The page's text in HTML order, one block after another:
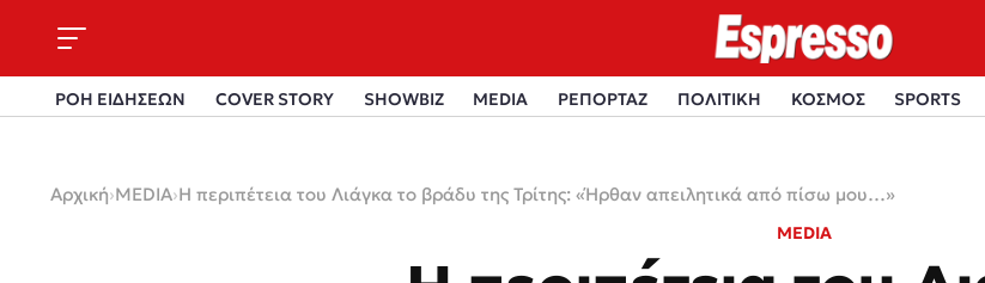
ΡΟΗ ΕΙΔΗΣΕΩΝ COVER STORY SHOWBIZ MEDIA ΡΕΠΟΡΤΑΖ ΠΟΛΙΤΙΚΗ ΚΟΣΜΟΣ SPORTS
Αρχική›MEDIA›Η περιπέτεια του Λιάγκα το βράδυ της Τρίτης: «Ήρθαν απειλητικά από πίσω μου…»
MEDIA